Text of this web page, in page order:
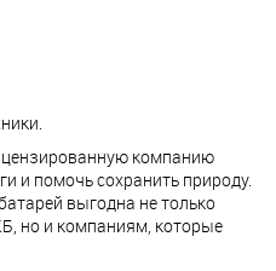
компанию
и помочь сохранить природу.
выгодна не только
но и компаниям, которые